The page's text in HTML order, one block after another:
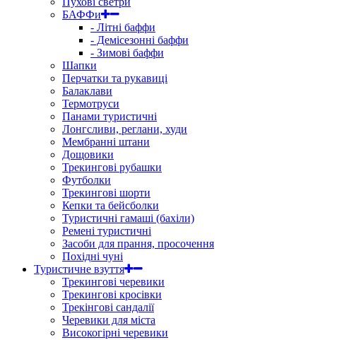
БАФФи
- Літні баффи
- Демісезонні баффи
- Зимові баффи
Шапки
Перчатки та рукавиці
Балаклави
Термотруси
Панами туристичні
Лонгсливи, реглани, худи
Мембранні штани
Дощовики
Трекингові рубашки
Футболки
Трекингові шорти
Кепки та бейсболки
Туристичні гамаші (бахіли)
Ремені туристичні
Засоби для прання, просочення
Похідні чуні
Туристичне взуття
Трекингові черевики
Трекингові кросівки
Трекінгові сандалії
Черевики для міста
Високогірні черевики